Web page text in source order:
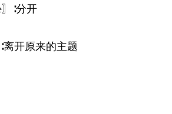
〗∶分开
离开原来的主题